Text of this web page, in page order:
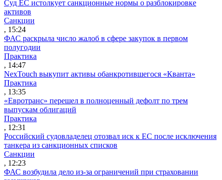
Суд ЕС истолкует санкционные нормы о разблокировке
активов
Санкции
, 15:24
ФАС раскрыла число жалоб в сфере закупок в первом
полугодии
Практика
, 14:47
NexTouch выкупит активы обанкротившегося «Кванта»
Практика
, 13:35
«Евротранс» перешел в полноценный дефолт по трем
выпускам облигаций
Практика
, 12:31
Российский судовладелец отозвал иск к ЕС после исключения
танкера из санкционных списков
Санкции
, 12:23
ФАС возбудила дело из-за ограничений при страховании